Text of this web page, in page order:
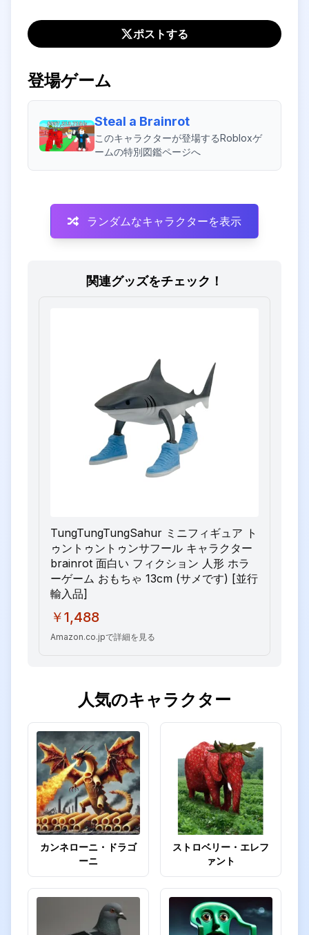
ポストする
登場ゲーム
Steal a Brainrot
このキャラクターが登場するRobloxゲ
ームの特別図鑑ページへ
ランダムなキャラクターを表示
関連グッズをチェック！
TungTungTungSahur ミニフィギュア ト
ゥントゥントゥンサフール キャラクター
brainrot 面白い フィクション 人形 ホラ
ーゲーム おもちゃ 13cm (サメです) [並行
輸入品]
￥1,488
Amazon.co.jpで詳細を見る
人気のキャラクター
カンネローニ・ドラゴ
ーニ
ストロベリー・エレフ
ァント